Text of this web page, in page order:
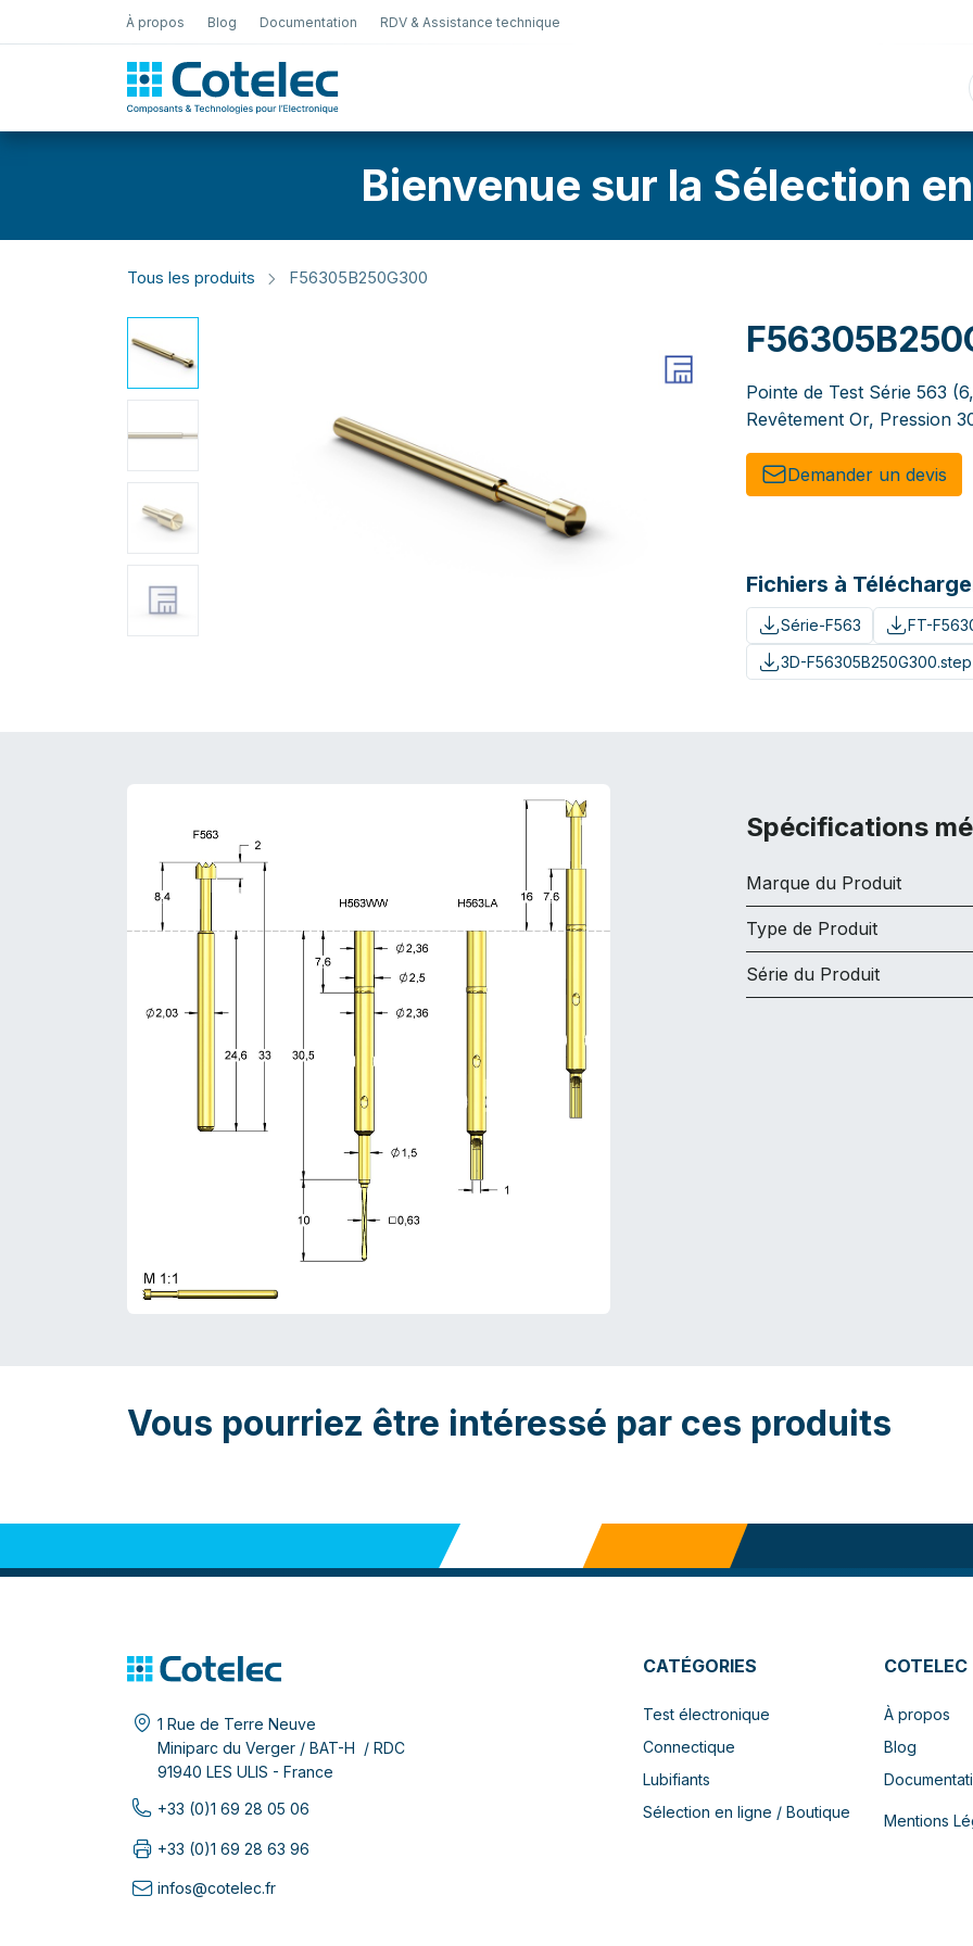
À propos Blog Documentation RDV & Assistance technique
Sélection en
Bienvenue sur la Sélection
Tous les produits F56305B250G300
Pointe de Test Série 563
Revêtement Or, Pression
Demander un de​​vis​​
Fichiers à
Série-F563
FT-
3D-F56305B250G300.step
Spécifications
Marque du Produit
Type de Produit
Série du Produit
Vous pourriez être intéressé par ces produits
1 Rue de Terre Neuve
Miniparc du Verger / BAT-H / RDC
91940 LES ULIS - France
+33 (0)1 69 28 05 06
+33 (0)1 69 28 63 96
infos@cotelec.fr
CATÉGORIES
Test électronique
Connectique
Lubifiants
Sélection en ligne / Boutique
COTELEC
À propos
Blog
Mentions